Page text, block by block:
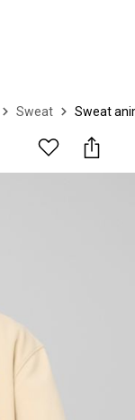
Sweat Sweat